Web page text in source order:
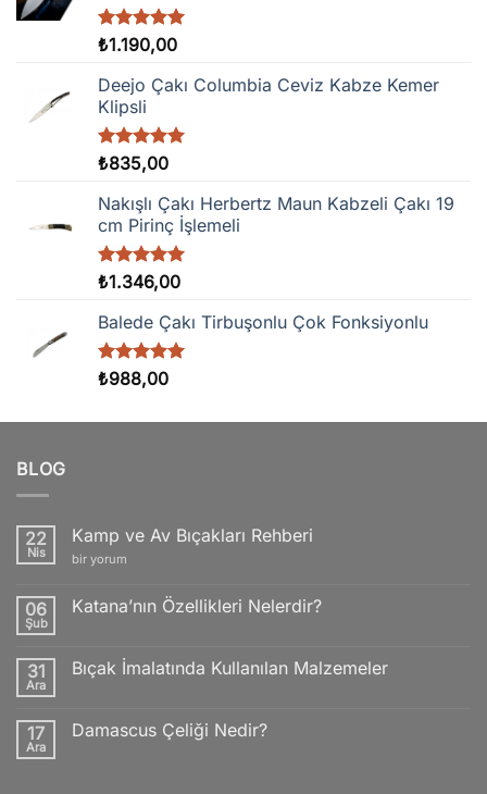
5 üzerinden
oy
aldı
₺1.190,00
Deejo Çakı Columbia Ceviz Kabze Kemer
Klipsli
5 üzerinden
oy
aldı
₺835,00
Nakışlı Çakı Herbertz Maun Kabzeli Çakı 19
cm Pirinç İşlemeli
5 üzerinden
aldı
₺1.346,00
Balede Çakı Tirbuşonlu Çok Fonksiyonlu
5 üzerinden
oy
₺988,00
BLOG
22
Nis
Kamp ve Av Bıçakları Rehberi
Kamp
Bıçakları
Rehberi
bir yorum
06
Şub
Katana’nın Özellikleri Nelerdir?
Katana’nın
Özellikleri
31
Ara
Bıçak İmalatında Kullanılan Malzemeler
İmalatında
17
Ara
Damascus Çeliği Nedir?